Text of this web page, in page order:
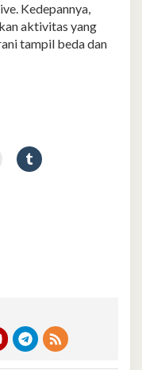
Kedepannya,
aktivitas yang
tampil beda dan